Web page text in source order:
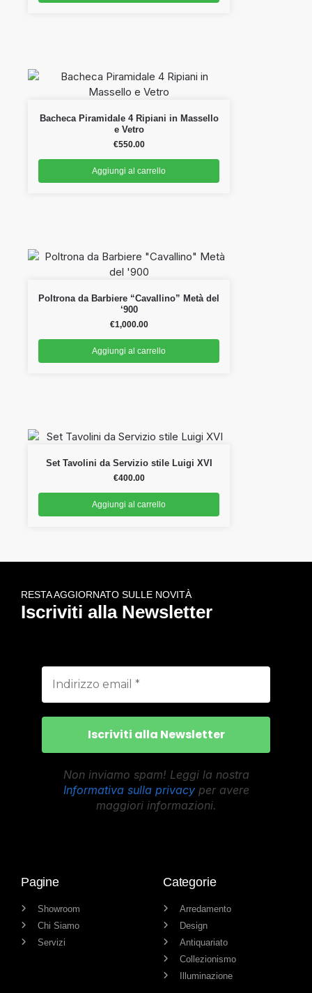
Bacheca Piramidale 4 Ripiani in Massello
e Vetro
€550.00
Aggiungi al carrello
Poltrona da Barbiere “Cavallino” Metà del
‘900
€1,000.00
Aggiungi al carrello
Set Tavolini da Servizio stile Luigi XVI
€400.00
Aggiungi al carrello
RESTA AGGIORNATO SULLE NOVITÀ
Iscriviti alla Newsletter
Non inviamo spam! Leggi la nostra
Informativa sulla privacyper avere
maggiori informazioni.
Pagine
Showroom
Chi Siamo
Servizi
Categorie
Arredamento
Design
Antiquariato
Collezionismo
Illuminazione